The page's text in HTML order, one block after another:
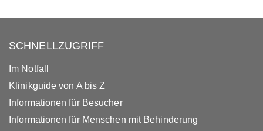
SCHNELLZUGRIFF
Im Notfall
Klinikguide von A bis Z
Informationen für Besucher
Informationen für Menschen mit Behinderung